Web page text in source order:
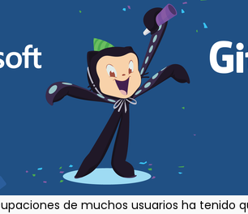
de muchos usuarios ha tenido